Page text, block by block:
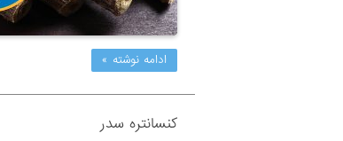
ادامه نوشته »
کنسانتره سدر